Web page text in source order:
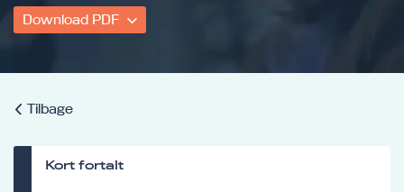
Download PDF
Tilbage
Kort fortalt